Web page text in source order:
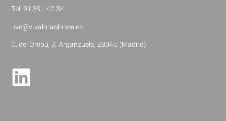
Tel. 91 391 42 34
uve@v-valoraciones.es
C. del Ombú, 3, Arganzuela, 28045 (Madrid)